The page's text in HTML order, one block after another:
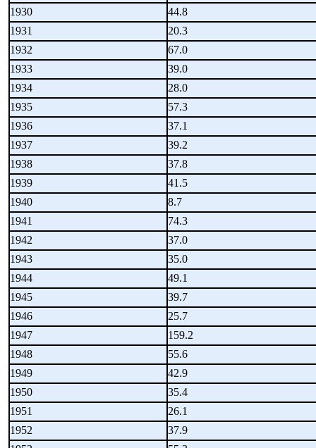
1930
44.8
1931
20.3
1932
67.0
1933
39.0
1934
28.0
1935
57.3
1936
37.1
1937
39.2
1938
37.8
1939
41.5
1940
8.7
1941
74.3
1942
37.0
1943
35.0
1944
49.1
1945
39.7
1946
25.7
1947
159.2
1948
55.6
1949
42.9
1950
35.4
1951
26.1
1952
37.9